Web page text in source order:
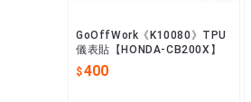
GoOffWork《K10080》TPU
儀表貼【HONDA-CB200X】
400